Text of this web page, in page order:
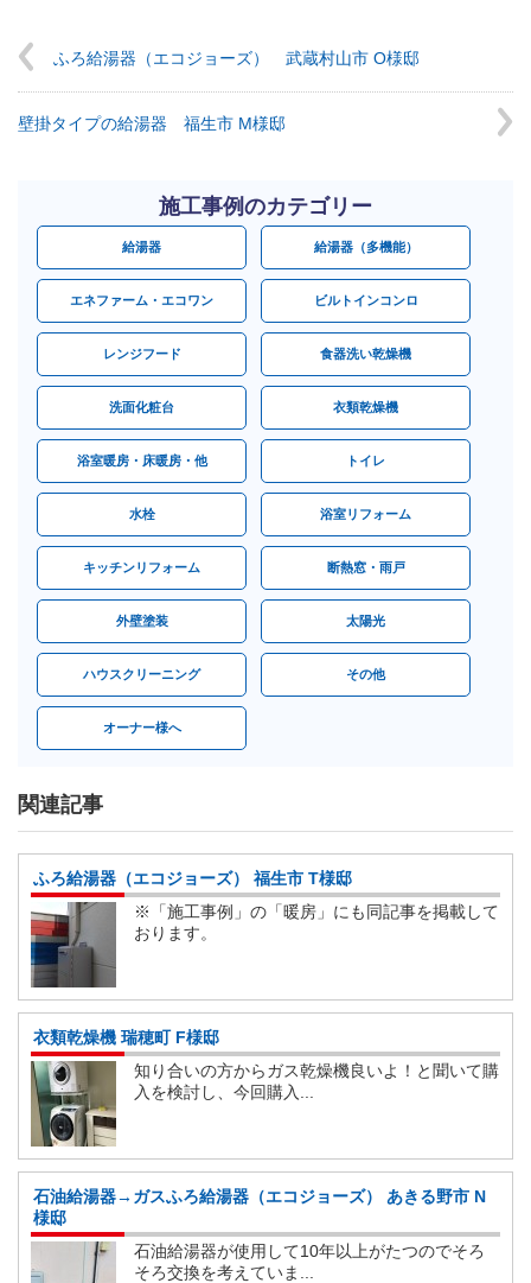
ふろ給湯器（エコジョーズ） 武蔵村山市 O様邸
壁掛タイプの給湯器 福生市 M様邸
施工事例のカテゴリー
給湯器 給湯器（多機能）
エネファーム・エコワン ビルトインコンロ
レンジフード 食器洗い乾燥機
洗面化粧台 衣類乾燥機
浴室暖房・床暖房・他 トイレ
水栓 浴室リフォーム
キッチンリフォーム 断熱窓・雨戸
外壁塗装 太陽光
ハウスクリーニング その他
オーナー様へ
関連記事
ふろ給湯器（エコジョーズ） 福生市 T様邸
※「施工事例」の「暖房」にも同記事を掲載して
おります。
衣類乾燥機 瑞穂町 F様邸
知り合いの方からガス乾燥機良いよ！と聞いて購
入を検討し、今回購入...
石油給湯器→ガスふろ給湯器（エコジョーズ） あきる野市 N
様邸
石油給湯器が使用して10年以上がたつのでそろ
そろ交換を考えていま...